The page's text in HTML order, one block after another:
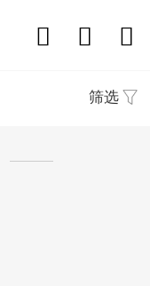
筛选